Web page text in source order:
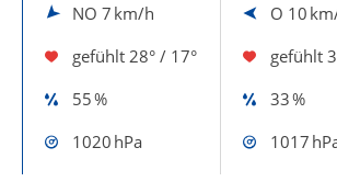
NO 7 km/h O 10
gefühlt 28° / 17° gefühlt
55 %
33 %
1020 hPa 1017